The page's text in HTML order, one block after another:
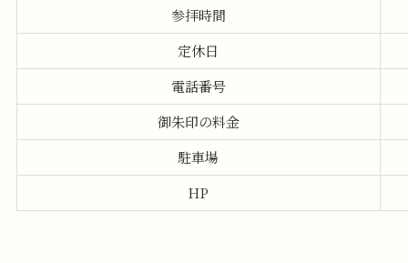
参拝時間
定休日
電話番号
御朱印の料金
駐車場
HP